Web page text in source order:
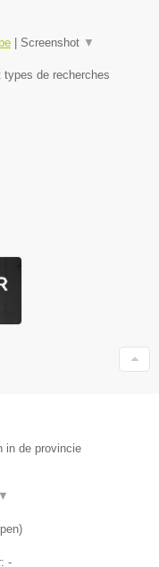
Screenshot ▼
de recherches
in de provincie
▼
)
-